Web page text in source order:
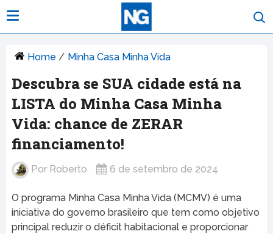
Home / Minha Casa Minha Vida
Descubra se SUA cidade está na
LISTA do Minha Casa Minha
Vida: chance de ZERAR
financiamento!
Por Roberto 6 de setembro de 2024
O programa Minha Casa Minha Vida (MCMV) é uma
iniciativa do governo brasileiro que tem como objetivo
principal reduzir o déficit habitacional e proporcionar